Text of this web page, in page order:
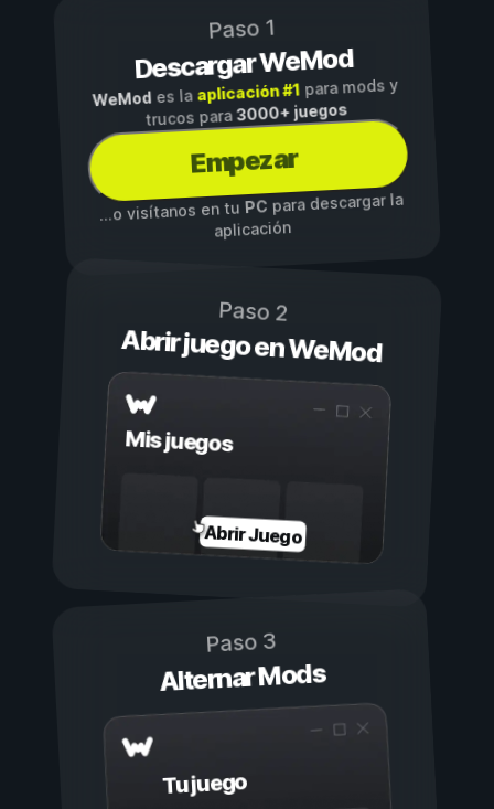
Paso 1
Descargar WeMod
WeMod es la aplicación #1para mods y
trucos para3000+ juegos
Empezar
...o visítanos en tuPCpara descargar la
aplicación
Paso 2
Abrir juego en WeMod
Mis juegos
Abrir Juego
Paso 3
Alternar Mods
Tu juego